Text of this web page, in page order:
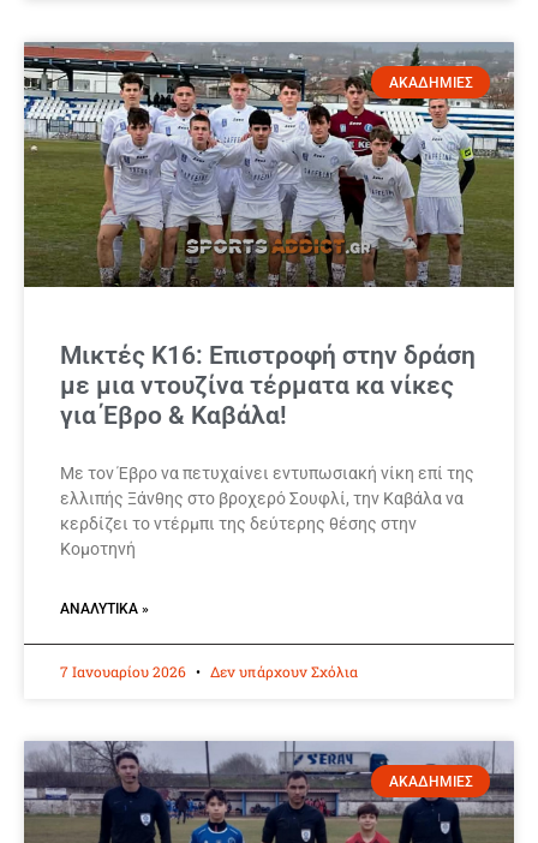
ΑΚΑΔΗΜΙΕΣ
Μικτές Κ16: Επιστροφή στην δράση
με μια ντουζίνα τέρματα κα νίκες
για Έβρο & Καβάλα!
Με τον Έβρο να πετυχαίνει εντυπωσιακή νίκη επί της
ελλιπής Ξάνθης στο βροχερό Σουφλί, την Καβάλα να
κερδίζει το ντέρμπι της δεύτερης θέσης στην
Κομοτηνή
ΑΝΑΛΥΤΙΚΆ »
7 Ιανουαρίου 2026 Δεν υπάρχουν Σχόλια
ΑΚΑΔΗΜΙΕΣ